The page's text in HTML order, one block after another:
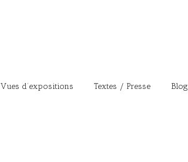
Vues d’expositions Textes / Presse Blog